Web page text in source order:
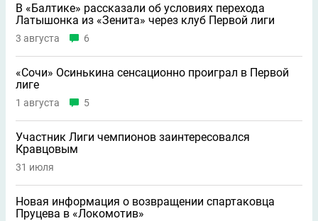
В «Балтике» рассказали об условиях перехода
Латышонка из «Зенита» через клуб Первой лиги
3 августа 6
«Сочи» Осинькина сенсационно проиграл в Первой
лиге
1 августа 5
Участник Лиги чемпионов заинтересовался
Кравцовым
31 июля
Новая информация о возвращении спартаковца
Пруцева в «Локомотив»